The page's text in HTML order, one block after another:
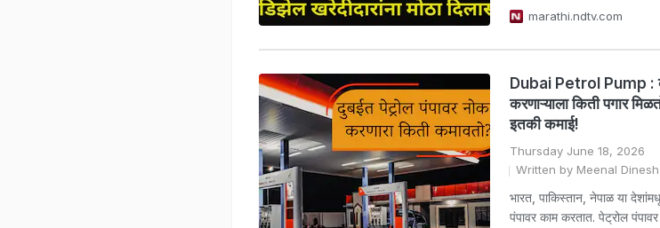
marathi.ndtv.com
Dubai Petrol Pump :
करणाऱ्याला किती पगार
इतकी कमाई!
Thursday June 18, 2026
Written by Meenal
भारत, पाकिस्तान, नेपाळ या
पंपावर काम करतात. पेट्रोल